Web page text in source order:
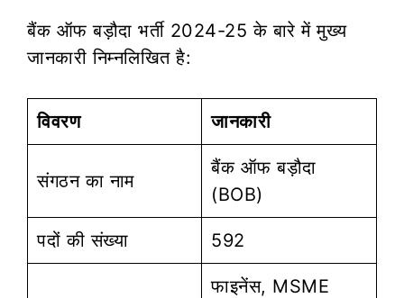
बैंक ऑफ बड़ौदा भर्ती 2024-25 के बारे में मुख्य
जानकारी निम्नलिखित है:
विवरण जानकारी
संगठन का नाम
बैंक ऑफ बड़ौदा
(BOB)
पदों की संख्या 592
फाइनेंस, MSME